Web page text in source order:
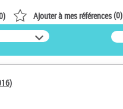
) Ajouter à mes références(0)